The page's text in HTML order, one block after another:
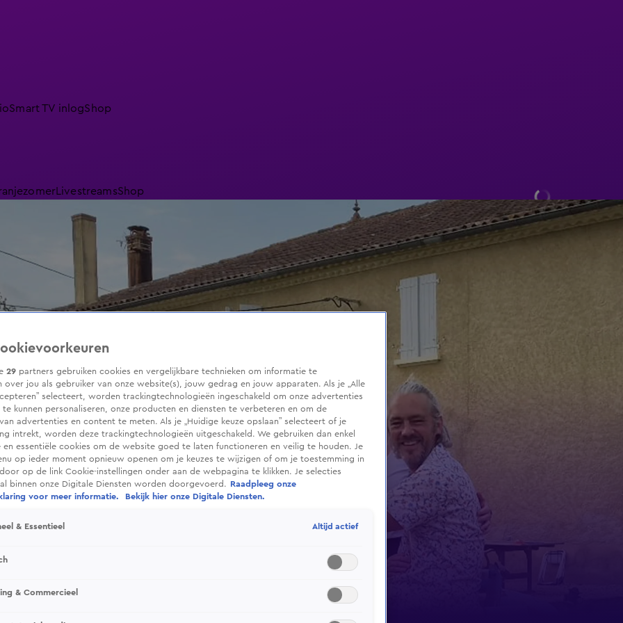
Smart TV inlogShop
LivestreamsShop
Zandwijk en het jonge boerenkoppel Linde
tijdens het najagen van hun boerendroom
29 partners gebruiken cookies en vergelijkbare technieken om informatie te
over jou als gebruiker van onze website(s), jouw gedrag en jouw apparaten. Als je „Alle
selecteert, worden trackingtechnologieën ingeschakeld om onze advertenties
kunnen personaliseren, onze producten en diensten te verbeteren en om de
advertenties en content te meten. Als je „Huidige keuze opslaan” selecteert of je
intrekt, worden deze trackingtechnologieën uitgeschakeld. We gebruiken dan enkel
en essentiële cookies om de website goed te laten functioneren en veilig te houden. Je
op ieder moment opnieuw openen om je keuzes te wijzigen of om je toestemming in
op de link Cookie-instellingen onder aan de webpagina te klikken. Je selecties
binnen onze Digitale Diensten worden doorgevoerd.
Raadpleeg onze
voor meer informatie.
Bekijk hier onze Digitale Diensten.
& Essentieel Altijd actief
& Commercieel